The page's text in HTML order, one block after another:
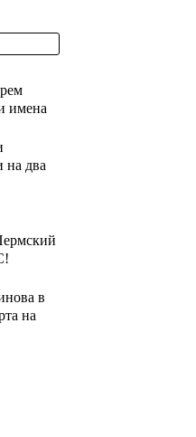
имена
на два
в
на